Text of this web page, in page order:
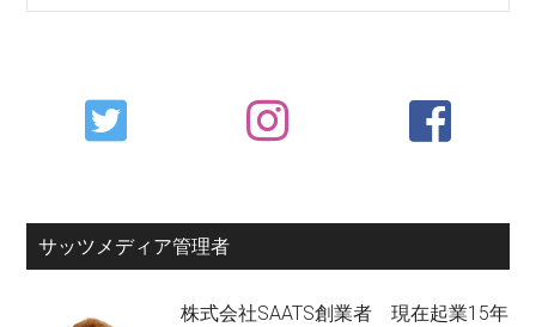
Primary
Sidebar
サッツメディア管理者
株式会社SAATS創業者 現在起業15年